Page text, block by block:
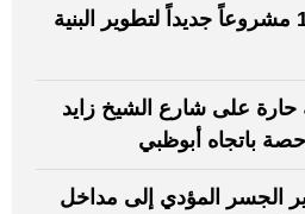
«طرق دبي» تنفذ 11 مشروعاً جديداً لتطوير البنية
على شارع الشيخ زايد
باتجاه أبوظبي
تطوير الجسر المؤدي إلى مداخل